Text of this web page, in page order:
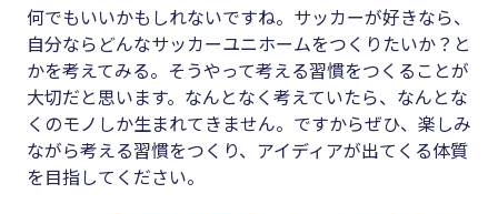
何でもいいかもしれないですね。サッカーが好きなら、
自分ならどんなサッカーユニホームをつくりたいか？と
かを考えてみる。そうやって考える習慣をつくることが
大切だと思います。なんとなく考えていたら、なんとな
くのモノしか生まれてきません。ですからぜひ、楽しみ
ながら考える習慣をつくり、アイディアが出てくる体質
を目指してください。